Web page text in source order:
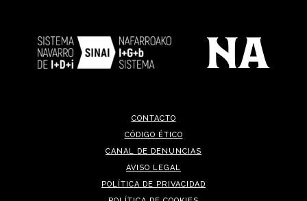
CONTACTO
CÓDIGO ÉTICO
CANAL DE DENUNCIAS
AVISO LEGAL
POLÍTICA DE PRIVACIDAD